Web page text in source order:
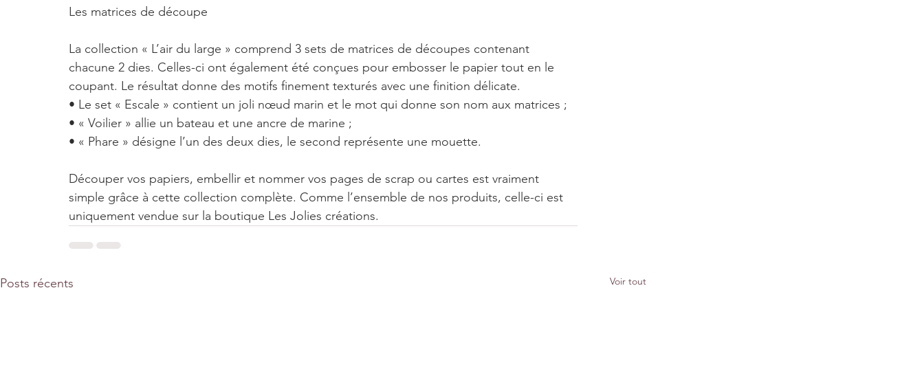
Les matrices de découpe
La collection « L’air du large » comprend 3 sets de matrices de découpes contenant
chacune 2 dies. Celles-ci ont également été conçues pour embosser le papier tout en le
coupant. Le résultat donne des motifs finement texturés avec une finition délicate.
• Le set « Escale » contient un joli nœud marin et le mot qui donne son nom aux matrices ;
• « Voilier » allie un bateau et une ancre de marine ;
• « Phare » désigne l’un des deux dies, le second représente une mouette.
Découper vos papiers, embellir et nommer vos pages de scrap ou cartes est vraiment
simple grâce à cette collection complète. Comme l’ensemble de nos produits, celle-ci est
uniquement vendue sur la boutique Les Jolies créations.
Posts récents Voir tout